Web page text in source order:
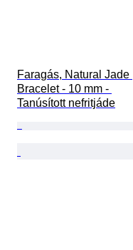
Faragás, Natural Jade
Bracelet - 10 mm -
Tanúsított nefritjáde